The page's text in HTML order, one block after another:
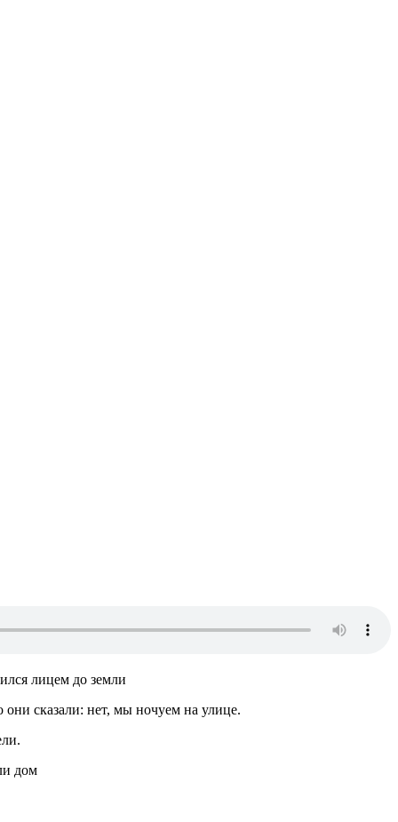
лицем до земли
они сказали: нет, мы ночуем на улице.
дом